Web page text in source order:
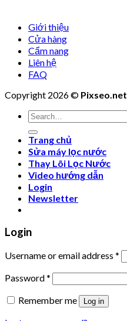
Giới thiệu
Cửa hàng
Cẩm nang
Liên hệ
FAQ
Copyright 2026 © Pixseo.net
Search
for:
Trang chủ
Sửa máy lọc nước
Thay Lõi Lọc Nước
Video hướng dẫn
Login
Newsletter
Login
Username or email address *
Password*
Remember me
Log in